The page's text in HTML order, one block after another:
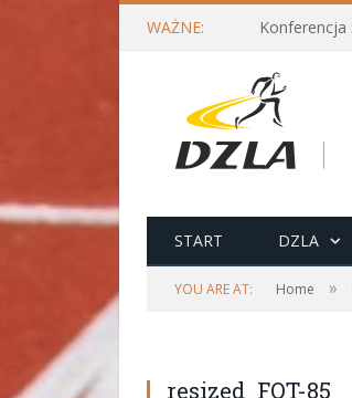
WAŻNE:
START DZLA
YOU ARE AT: Home »
resized_FOT-85